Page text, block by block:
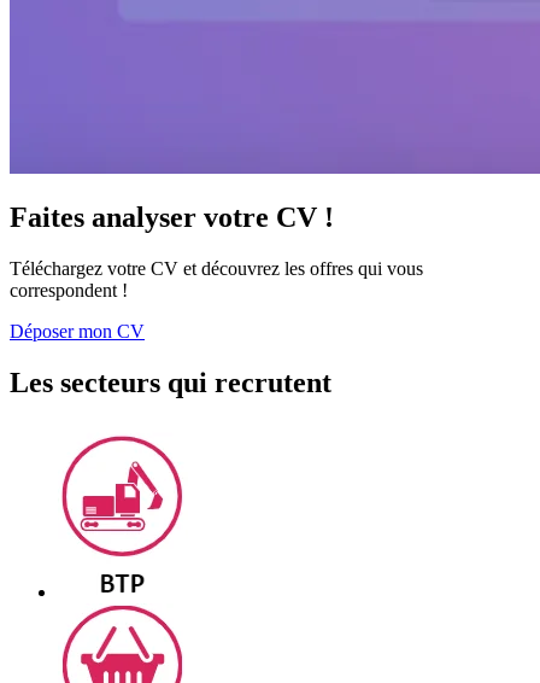
Faites analyser votre CV !
Téléchargez votre CV et découvrez les offres qui vous
correspondent !
Déposer mon CV
Les secteurs qui recrutent